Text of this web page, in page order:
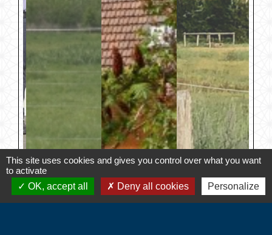
This site uses cookies and gives you control over what you want
to activate
OK, accept all
Deny all cookies Personalize